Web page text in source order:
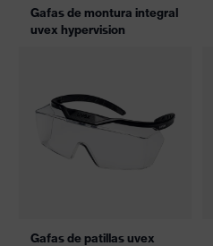
Gafas de montura integral
uvex hypervision
Gafas de patillas uvex